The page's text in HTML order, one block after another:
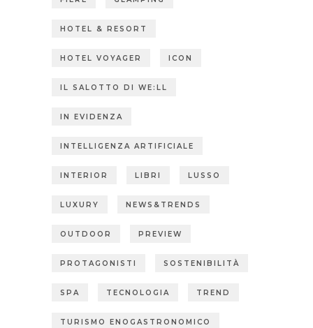
HOTEL & RESORT
HOTEL VOYAGER ICON
IL SALOTTO DI WE:LL
IN EVIDENZA
INTELLIGENZA ARTIFICIALE
INTERIOR LIBRI LUSSO
LUXURY NEWS&TRENDS
OUTDOOR PREVIEW
PROTAGONISTI SOSTENIBILITÀ
SPA TECNOLOGIA TREND
TURISMO ENOGASTRONOMICO